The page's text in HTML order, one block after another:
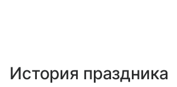
История праздника